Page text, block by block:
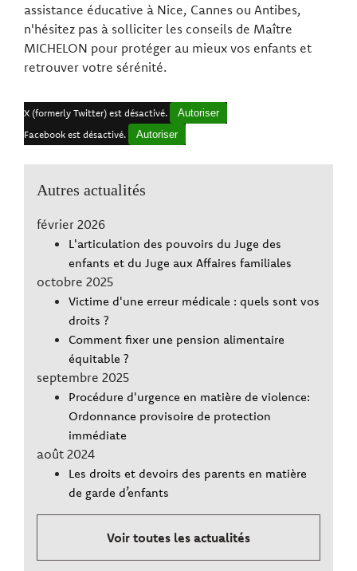
assistance éducative à Nice, Cannes ou Antibes,
n'hésitez pas à solliciter les conseils de Maître
MICHELON pour protéger au mieux vos enfants et
retrouver votre sérénité.
X (formerly Twitter) est désactivé.
Autoriser
Facebook est désactivé.
Autoriser
Autres actualités
février 2026
L'articulation des pouvoirs du Juge des
enfants et du Juge aux Affaires familiales
octobre 2025
Victime d'une erreur médicale : quels sont vos
droits ?
Comment fixer une pension alimentaire
équitable ?
septembre 2025
Procédure d'urgence en matière de violence:
Ordonnance provisoire de protection
immédiate
août 2024
Les droits et devoirs des parents en matière
de garde d’enfants
Voir toutes les actualités